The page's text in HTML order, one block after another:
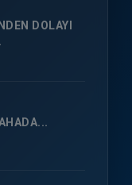
DOLAYI